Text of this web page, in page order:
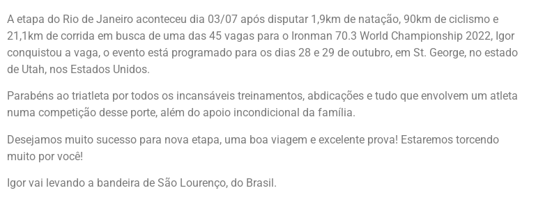
A etapa do Rio de Janeiro aconteceu dia 03/07 após disputar 1,9km de natação, 90km de ciclismo e
21,1km de corrida em busca de uma das 45 vagas para o Ironman 70.3 World Championship 2022, Igor
conquistou a vaga, o evento está programado para os dias 28 e 29 de outubro, em St. George, no estado
de Utah, nos Estados Unidos.
Parabéns ao triatleta por todos os incansáveis treinamentos, abdicações e tudo que envolvem um atleta
numa competição desse porte, além do apoio incondicional da família.
Desejamos muito sucesso para nova etapa, uma boa viagem e excelente prova! Estaremos torcendo
muito por você!
Igor vai levando a bandeira de São Lourenço, do Brasil.